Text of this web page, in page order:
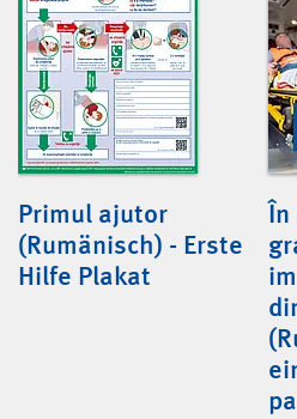
Primul ajutor
(Rumänisch) - Erste
Hilfe Plakat
În